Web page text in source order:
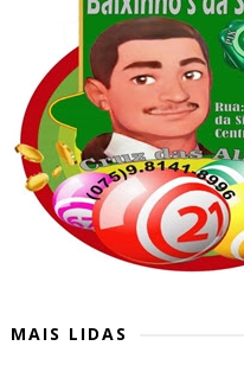
MAIS LIDAS